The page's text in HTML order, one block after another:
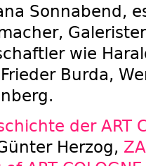
Sonnabend,
wie
Burda,
der ART
Herzog,